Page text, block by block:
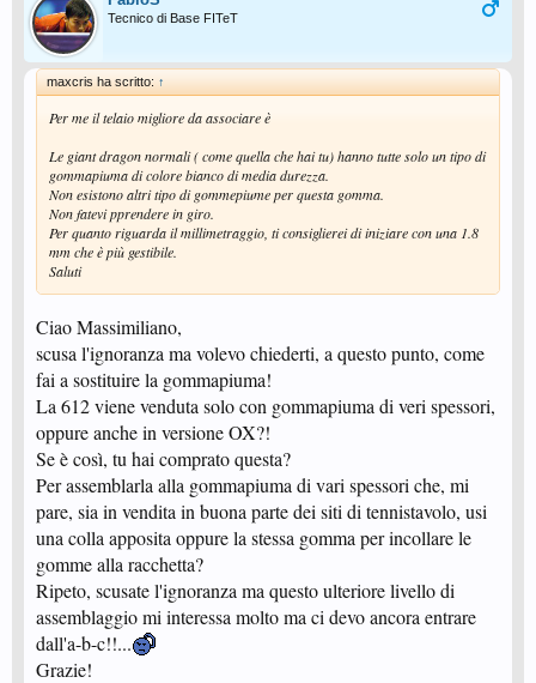
Tecnico di Base FITeT
maxcris ha scritto: ↑
Per me il telaio migliore da associare è
Le giant dragon normali ( come quella che hai tu) hanno tutte solo un tipo di
gommapiuma di colore bianco di media durezza.
Non esistono altri tipo di gommepiume per questa gomma.
Non fatevi pprendere in giro.
Per quanto riguarda il millimetraggio, ti consiglierei di iniziare con una 1.8
mm che è più gestibile.
Saluti
Ciao Massimiliano,
scusa l'ignoranza ma volevo chiederti, a questo punto, come
fai a sostituire la gommapiuma!
La 612 viene venduta solo con gommapiuma di veri spessori,
oppure anche in versione OX?!
Se è così, tu hai comprato questa?
Per assemblarla alla gommapiuma di vari spessori che, mi
pare, sia in vendita in buona parte dei siti di tennistavolo, usi
una colla apposita oppure la stessa gomma per incollare le
gomme alla racchetta?
Ripeto, scusate l'ignoranza ma questo ulteriore livello di
assemblaggio mi interessa molto ma ci devo ancora entrare
dall'a-b-c!!...
Grazie!